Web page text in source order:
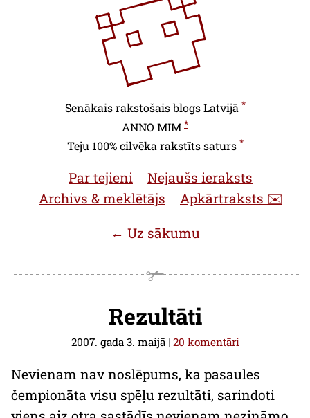
Senākais rakstošais blogs Latvijā*
ANNO MIM *
Teju 100% cilvēka rakstīts saturs*
Par tejieni
Nejaušs ieraksts
Archivs & meklētājs
Apkārtraksts ✉️
← Uz sākumu
Rezultāti
2007. gada 3. maijā | 20 komentāri
Nevienam nav noslēpums, ka pasaules
čempionāta visu spēļu rezultāti, sarindoti